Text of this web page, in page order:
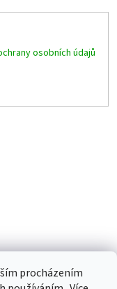
procházením
osobních údajů